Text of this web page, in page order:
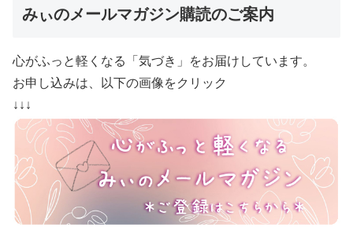
みぃのメールマガジン購読のご案内
心がふっと軽くなる「気づき」をお届けしています。
お申し込みは、以下の画像をクリック
↓↓↓